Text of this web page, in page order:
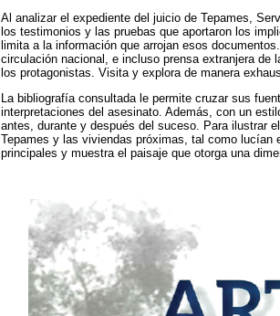
Al analizar el expediente del juicio de Tepames,
los testimonios y las pruebas que aportaron los
limita a la información que arrojan esos
circulación nacional, e incluso prensa extranjera de
los protagonistas. Visita y explora de manera
La bibliografía consultada le permite cruzar sus
interpretaciones del asesinato. Además, con un
antes, durante y después del suceso. Para ilustrar
Tepames y las viviendas próximas, tal como lucían
principales y muestra el paisaje que otorga una